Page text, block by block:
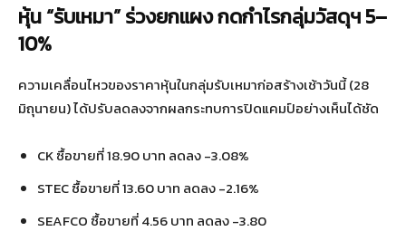
หุ้น “รับเหมา” ร่วงยกแผง กดกำไรกลุ่มวัสดุฯ5–
10%
ความเคลื่อนไหวของราคาหุ้นในกลุ่มรับเหมาก่อสร้างเช้าวันนี้ (28
มิถุนายน) ได้ปรับลดลงจากผลกระทบการปิดแคมป์อย่างเห็นได้ชัด
CK ซื้อขายที่ 18.90 บาท ลดลง -3.08%
STEC ซื้อขายที่ 13.60 บาท ลดลง -2.16%
SEAFCO ซื้อขายที่ 4.56 บาท ลดลง -3.80